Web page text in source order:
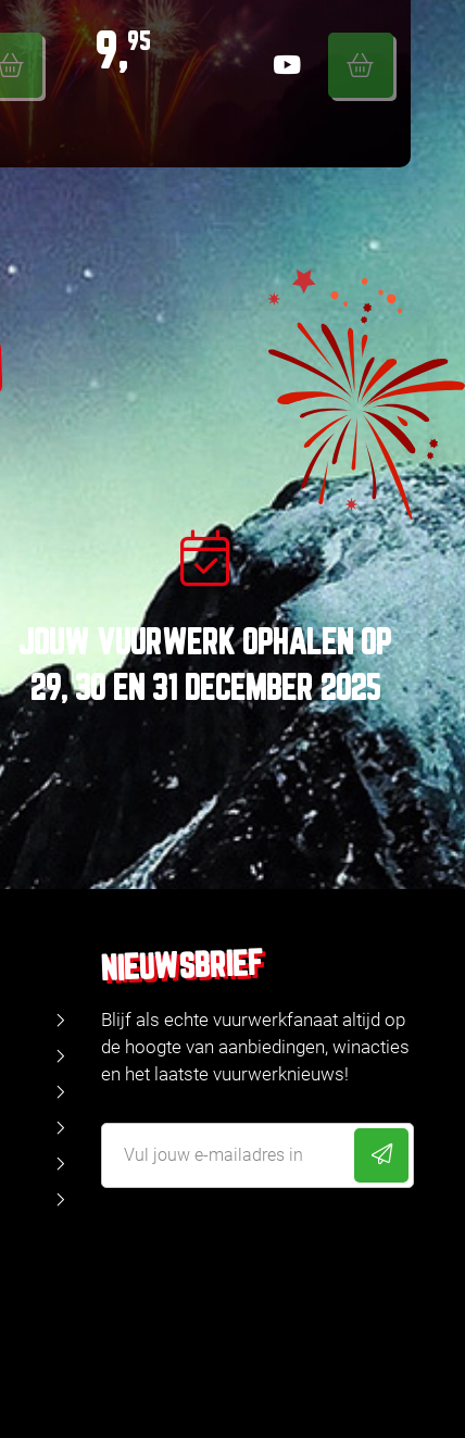
9,95
JOUW VUURWERK OPHALEN OP
29, 30EN 31 DECEMBER 2025
NIEUWSBRIEF
Blijf als echte vuurwerkfanaat altijd op
de hoogte van aanbiedingen, winacties
en het laatste vuurwerknieuws!